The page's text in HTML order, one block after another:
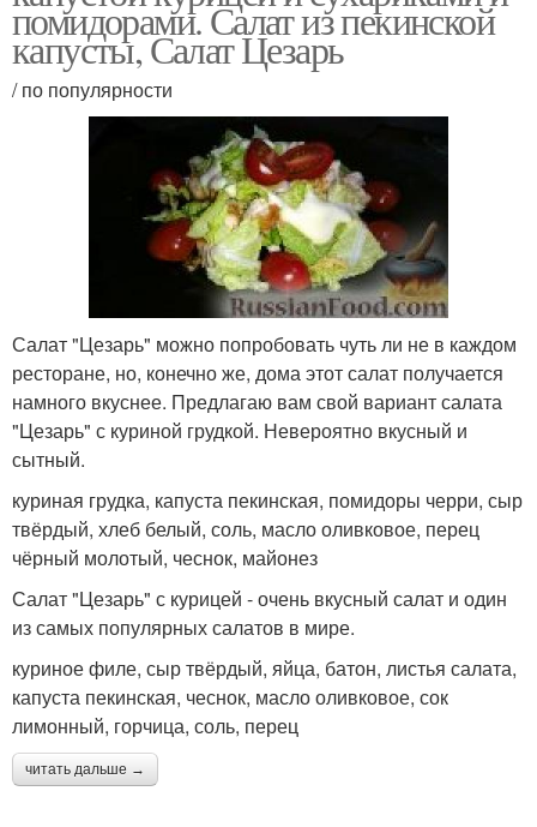
помидорами. Салат из пекинской
капусты, Салат Цезарь
/ по популярности
Салат "Цезарь" можно попробовать чуть ли не в каждом
ресторане, но, конечно же, дома этот салат получается
намного вкуснее. Предлагаю вам свой вариант салата
"Цезарь" с куриной грудкой. Невероятно вкусный и
сытный.
куриная грудка, капуста пекинская, помидоры черри, сыр
твёрдый, хлеб белый, соль, масло оливковое, перец
чёрный молотый, чеснок, майонез
Салат "Цезарь" с курицей - очень вкусный салат и один
из самых популярных салатов в мире.
куриное филе, сыр твёрдый, яйца, батон, листья салата,
капуста пекинская, чеснок, масло оливковое, сок
лимонный, горчица, соль, перец
читать дальше →